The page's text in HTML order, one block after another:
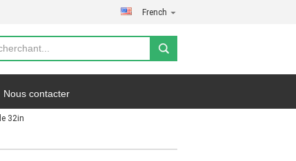
French
Nous contacter
32in